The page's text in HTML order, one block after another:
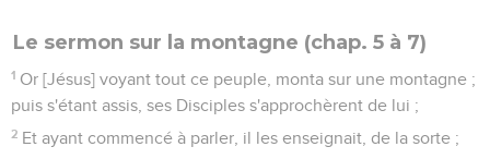
Le sermon sur la montagne (chap. 5 à 7)
1 Or [Jésus] voyant tout ce peuple, monta sur une montagne ;
puis s'étant assis, ses Disciples s'approchèrent de lui ;
2 Et ayant commencé à parler, il les enseignait, de la sorte ;